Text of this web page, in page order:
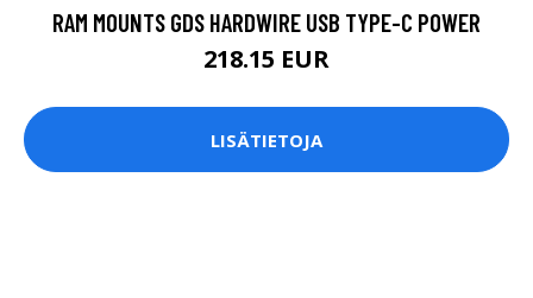
RAM MOUNTS GDS HARDWIRE USB TYPE-C POWER
218.15 EUR
LISÄTIETOJA